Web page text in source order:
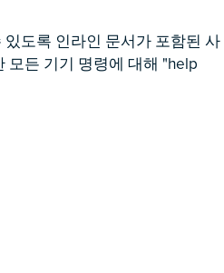
도록 인라인 문서가 포함된 사
모든 기기 명령에 대해 "help